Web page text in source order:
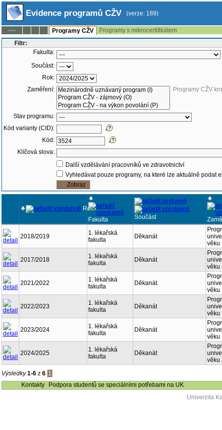
Evidence programů CŽV (verze: 189)
--:-- Programy CŽV
Programy s mikrocertifikátem
Filtr:
Fakulta:
Součást:
Rok:
Zaměření:
Programy CŽV
Stav programu:
Kód varianty (CID):
Kód:
Klíčová slova:
Další vzdělávání pracovníků ve zdravotnictví
Vyhledávat pouze programy, na které lze aktuálně podat
Rok
Fakulta
Součást
2018/2019
1. lékařská
fakulta
Děkanát
věku
2017/2018
1. lékařská
fakulta
Děkanát
věku
2021/2022
1. lékařská
fakulta
Děkanát
věku
2022/2023
1. lékařská
fakulta
Děkanát
věku
2023/2024
1. lékařská
fakulta
Děkanát
věku
2024/2025
1. lékařská
fakulta
Děkanát
věku
Výsledky1-6 z 6 1
Kontakty
Podpora studentů se speciálními potřebami na UK
Univerzita